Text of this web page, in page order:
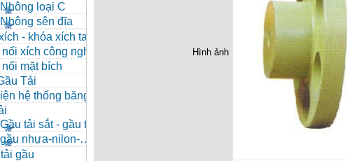
Nhông loại C
Nhông sên đĩa
- khóa xích tai eo
xích công nghiệp
xích công nghiệp
mặt bích
Tải
hệ thống băng tải
Gầu tải sắt - gầu tải
inox
gầu nhựa-nilon-
HDPE
gầu
Hình ảnh